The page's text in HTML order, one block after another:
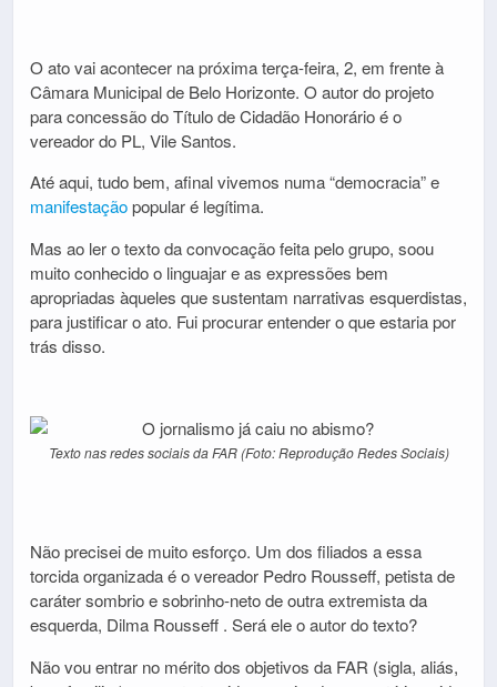
O ato vai acontecer na próxima terça-feira, 2, em frente à
Câmara Municipal de Belo Horizonte. O autor do projeto
para concessão do Título de Cidadão Honorário é o
vereador do PL, Vile Santos.
Até aqui, tudo bem, afinal vivemos numa “democracia” e
manifestaçãopopular é legítima.
Mas ao ler o texto da convocação feita pelo grupo, soou
muito conhecido o linguajar e as expressões bem
apropriadas àqueles que sustentam narrativas esquerdistas,
para justificar o ato. Fui procurar entender o que estaria por
trás disso.
Texto nas redes sociais da FAR (Foto: Reprodução Redes Sociais)
Não precisei de muito esforço. Um dos filiados a essa
torcida organizada é o vereador Pedro Rousseff, petista de
caráter sombrio e sobrinho-neto de outra extremista da
esquerda, Dilma Rousseff . Será ele o autor do texto?
Não vou entrar no mérito dos objetivos da FAR (sigla, aliás,